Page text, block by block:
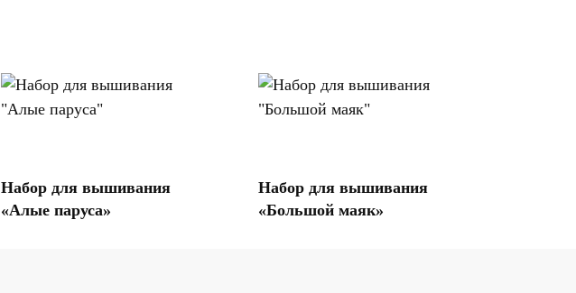
Набор для вышивания
«Алые паруса»
Набор для вышивания
«Большой маяк»